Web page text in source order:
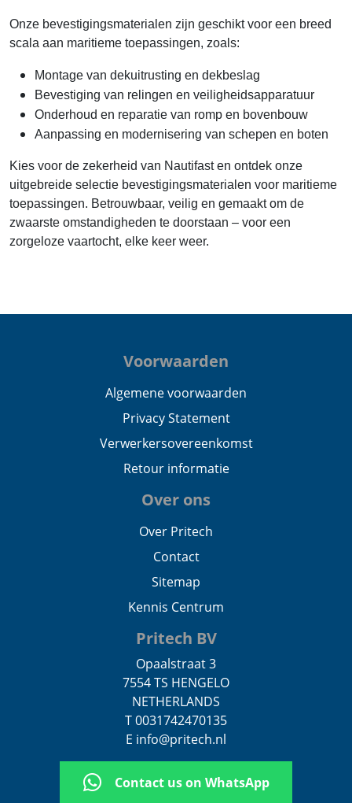
Onze bevestigingsmaterialen zijn geschikt voor een breed
scala aan maritieme toepassingen, zoals:
Montage van dekuitrusting en dekbeslag
Bevestiging van relingen en veiligheidsapparatuur
Onderhoud en reparatie van romp en bovenbouw
Aanpassing en modernisering van schepen en boten
Kies voor de zekerheid van Nautifast en ontdek onze
uitgebreide selectie bevestigingsmaterialen voor maritieme
toepassingen. Betrouwbaar, veilig en gemaakt om de
zwaarste omstandigheden te doorstaan – voor een
zorgeloze vaartocht, elke keer weer.
Voorwaarden
Algemene voorwaarden
Privacy Statement
Verwerkersovereenkomst
Retour informatie
Over ons
Over Pritech
Contact
Sitemap
Kennis Centrum
Pritech BV
Opaalstraat 3
7554 TS HENGELO
NETHERLANDS
T 0031742470135
E info@pritech.nl
Contact us on WhatsApp